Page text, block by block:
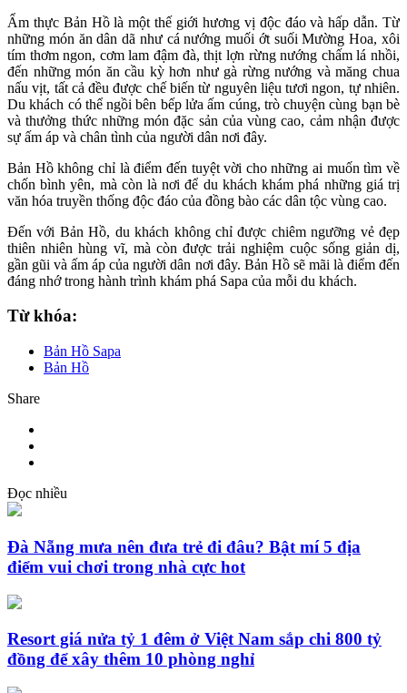
Ẩm thực Bản Hồ là một thế giới hương vị độc đáo và hấp dẫn. Từ
những món ăn dân dã như cá nướng muối ớt suối Mường Hoa, xôi
tím thơm ngon, cơm lam đậm đà, thịt lợn rừng nướng chấm lá nhồi,
đến những món ăn cầu kỳ hơn như gà rừng nướng và măng chua
nấu vịt, tất cả đều được chế biến từ nguyên liệu tươi ngon, tự nhiên.
Du khách có thể ngồi bên bếp lửa ấm cúng, trò chuyện cùng bạn bè
và thưởng thức những món đặc sản của vùng cao, cảm nhận được
sự ấm áp và chân tình của người dân nơi đây.
Bản Hồ không chỉ là điểm đến tuyệt vời cho những ai muốn tìm về
chốn bình yên, mà còn là nơi để du khách khám phá những giá trị
văn hóa truyền thống độc đáo của đồng bào các dân tộc vùng cao.
Đến với Bản Hồ, du khách không chỉ được chiêm ngưỡng vẻ đẹp
thiên nhiên hùng vĩ, mà còn được trải nghiệm cuộc sống giản dị,
gần gũi và ấm áp của người dân nơi đây. Bản Hồ sẽ mãi là điểm đến
đáng nhớ trong hành trình khám phá Sapa của mỗi du khách.
Từ khóa:
Bản Hồ Sapa
Bản Hồ
Share
Đọc nhiều
Đà Nẵng mưa nên đưa trẻ đi đâu? Bật mí 5 địa
điểm vui chơi trong nhà cực hot
Resort giá nửa tỷ 1 đêm ở Việt Nam sắp chi 800 tỷ
đồng để xây thêm 10 phòng nghỉ